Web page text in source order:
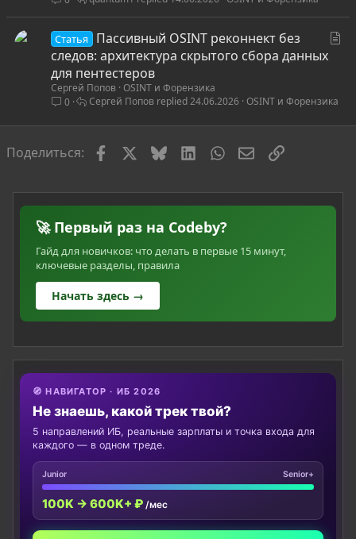
ь
я
Статья
Пассивный OSINT реконнект без
следов: архитектура скрытого сбора данных
для пентестеров
Сергей Попов OSINT и Форензика
0
OSINT и Форензика
24.06.2026
Сергей Попов
Поделиться: FacebookBlueskyLinkedInWhatsAppЭлектронная
Ссылка
🚀 Первый раз на Codeby?
Гайд для новичков: что делать в первые 15 минут,
ключевые разделы, правила
Начать здесь →
🧭 НАВИГАТОР · ИБ 2026
Не знаешь, какой трек твой?
5 направлений ИБ, реальные зарплаты и точка входа для
каждого — в одном треде.
Junior Senior+
100K → 600K+ ₽ /мес